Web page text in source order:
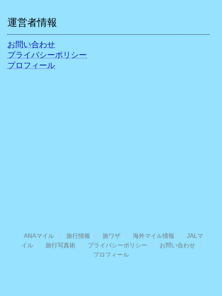
運営者情報
お問い合わせ
プライバシーポリシー
プロフィール
ANAマイル 旅行情報 旅ワザ 海外マイル情報
JALマ
イル
旅行写真術 プライバシーポリシー
お問い合わせ
プロフィール